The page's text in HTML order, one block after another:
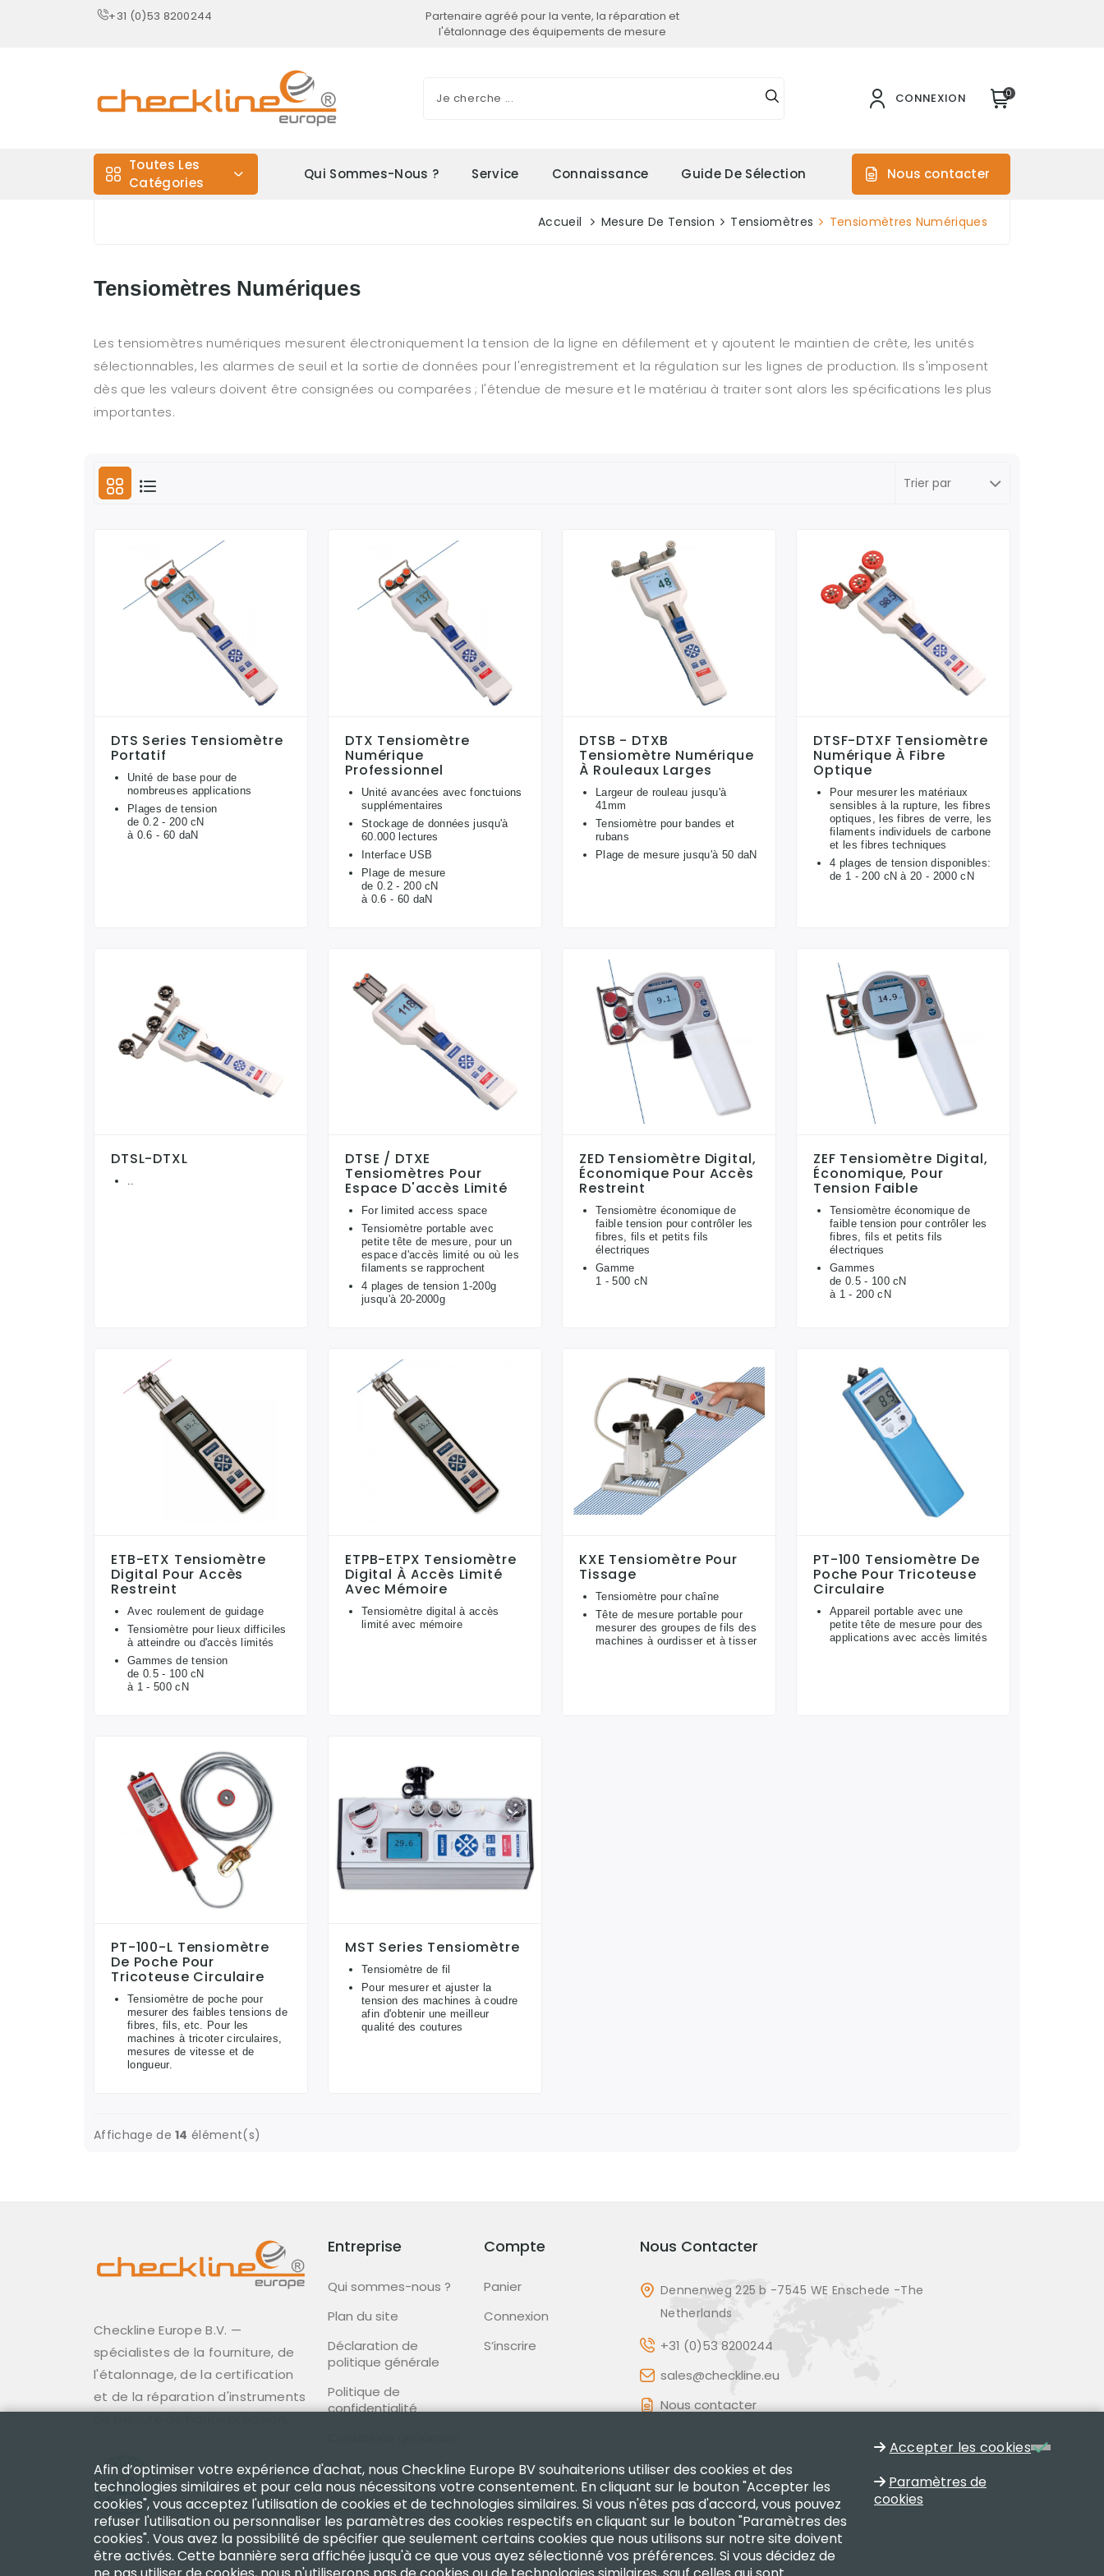
+31 (0)53 8200244
Partenaire agréé pour la vente, la réparation et
l'étalonnage des équipements de mesure
CONNEXION 0
Toutes Les
Catégories
Qui Sommes-Nous ? Service Connaissance Guide De Sélection Nous contacter
Accueil Mesure De Tension Tensiomètres Tensiomètres Numériques
Tensiomètres Numériques
Les tensiomètres numériques mesurent électroniquement la tension de la ligne en défilement et y ajoutent le maintien de crête, les unités
sélectionnables, les alarmes de seuil et la sortie de données pour l'enregistrement et la régulation sur les lignes de production. Ils s'imposent
dès que les valeurs doivent être consignées ou comparées ; l'étendue de mesure et le matériau à traiter sont alors les spécifications les plus
importantes.
DTS Series Tensiomètre
Portatif
Unité de base pour de
nombreuses applications
Plages de tension
de 0.2 - 200 cN
à 0.6 - 60 daN
DTX Tensiomètre
Numérique
Professionnel
Unité avancées avec fonctuions
supplémentaires
Stockage de données jusqu'à
60.000 lectures
Interface USB
Plage de mesure
de 0.2 - 200 cN
à 0.6 - 60 daN
DTSB - DTXB
Tensiomètre Numérique
À Rouleaux Larges
Largeur de rouleau jusqu'à
41mm
Tensiomètre pour bandes et
rubans
Plage de mesure jusqu'à 50 daN
DTSF-DTXF Tensiomètre
Numérique À Fibre
Optique
Pour mesurer les matériaux
sensibles à la rupture, les fibres
optiques, les fibres de verre, les
filaments individuels de carbone
et les fibres techniques
4 plages de tension disponibles:
de 1 - 200 cN à 20 - 2000 cN
DTSL-DTXL
..
DTSE / DTXE
Tensiomètres Pour
Espace D'accès Limité
For limited access space
Tensiomètre portable avec
petite tête de mesure, pour un
espace d'accès limité ou où les
filaments se rapprochent
4 plages de tension 1-200g
jusqu'à 20-2000g
ZED Tensiomètre Digital,
Économique Pour Accès
Restreint
Tensiomètre économique de
faible tension pour contrôler les
fibres, fils et petits fils
électriques
Gamme
1 - 500 cN
ZEF Tensiomètre Digital,
Économique, Pour
Tension Faible
Tensiomètre économique de
faible tension pour contrôler les
fibres, fils et petits fils
électriques
Gammes
de 0.5 - 100 cN
à 1 - 200 cN
ETB-ETX Tensiomètre
Digital Pour Accès
Restreint
Avec roulement de guidage
Tensiomètre pour lieux difficiles
à atteindre ou d'accès limités
Gammes de tension
de 0.5 - 100 cN
à 1 - 500 cN
ETPB-ETPX Tensiomètre
Digital À Accès Limité
Avec Mémoire
Tensiomètre digital à accès
limité avec mémoire
KXE Tensiomètre Pour
Tissage
Tensiomètre pour chaîne
Tête de mesure portable pour
mesurer des groupes de fils des
machines à ourdisser et à tisser
PT-100 Tensiomètre De
Poche Pour Tricoteuse
Circulaire
Appareil portable avec une
petite tête de mesure pour des
applications avec accès limités
PT-100-L Tensiomètre
De Poche Pour
Tricoteuse Circulaire
Tensiomètre de poche pour
mesurer des faibles tensions de
fibres, fils, etc. Pour les
machines à tricoter circulaires,
mesures de vitesse et de
longueur.
MST Series Tensiomètre
Tensiomètre de fil
Pour mesurer et ajuster la
tension des machines à coudre
afin d'obtenir une meilleur
qualité des coutures
Affichage de14 élément(s)
Checkline Europe B.V. —
spécialistes de la fourniture, de
l'étalonnage, de la certification
et de la réparation d'instruments
Entreprise
Qui sommes-nous ?
Plan du site
Déclaration de
politique générale
Politique de
confidentialité
Politique de Retour
Code de conduite
Compte
Panier
Connexion
S’inscrire
Nous Contacter
Dennenweg 225 b -7545 WE Enschede -The
Netherlands
+31 (0)53 8200244
sales@checkline.eu
Nous contacter
Afin d’optimiser votre expérience d'achat, nous Checkline Europe BV souhaiterions utiliser des cookies et des
technologies similaires et pour cela nous nécessitons votre consentement. En cliquant sur le bouton "Accepter les
cookies", vous acceptez l'utilisation de cookies et de technologies similaires. Si vous n'êtes pas d'accord, vous pouvez
refuser l'utilisation ou personnaliser les paramètres des cookies respectifs en cliquant sur le bouton "Paramètres des
cookies". Vous avez la possibilité de spécifier que seulement certains cookies que nous utilisons sur notre site doivent
être activés. Cette bannière sera affichée jusqu'à ce que vous ayez sélectionné vos préférences. Si vous décidez de
Accepter les cookies
Paramètres de
cookies